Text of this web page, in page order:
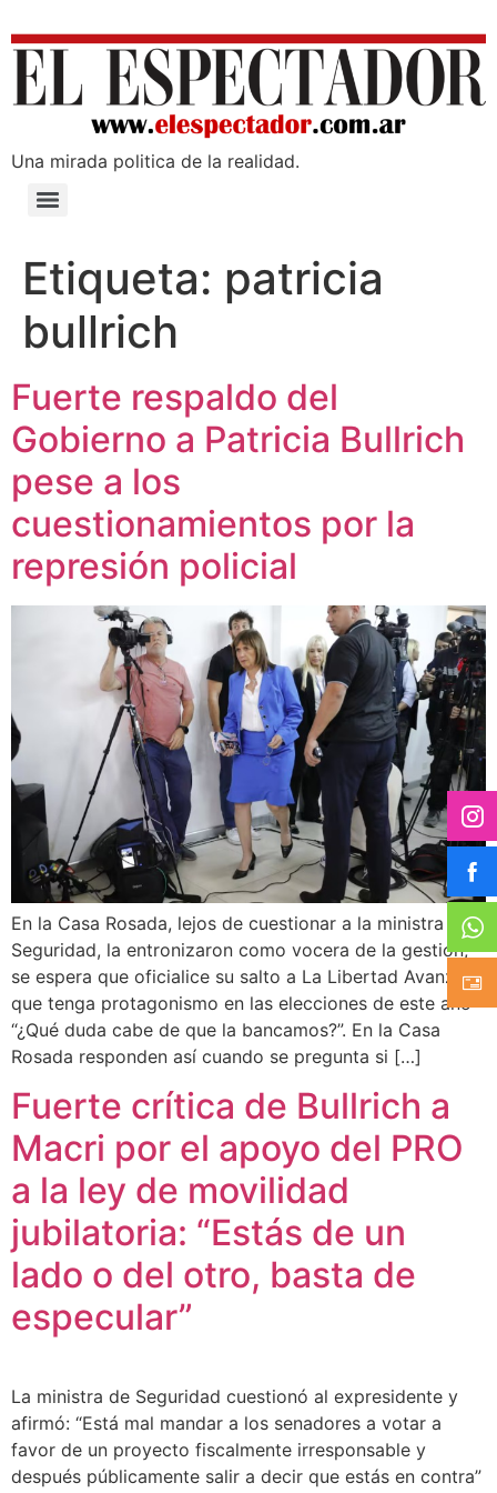
Una mirada poli­tica de la realidad.
Etiqueta: patricia
bullrich
Fuerte respaldo del
Gobierno a Patricia Bullrich
pese a los
cuestionamientos por la
represión policial
En la Casa Rosada, lejos de cuestionar a la ministra de
Seguridad, la entronizaron como vocera de la gestión;
se espera que oficialice su salto a La Libertad Avanza y
que tenga protagonismo en las elecciones de este año
“¿Qué duda cabe de que la bancamos?”. En la Casa
Rosada responden así cuando se pregunta si […]
Fuerte crítica de Bullrich a
Macri por el apoyo del PRO
a la ley de movilidad
jubilatoria: “Estás de un
lado o del otro, basta de
especular”
La ministra de Seguridad cuestionó al expresidente y
afirmó: “Está mal mandar a los senadores a votar a
favor de un proyecto fiscalmente irresponsable y
después públicamente salir a decir que estás en contra”